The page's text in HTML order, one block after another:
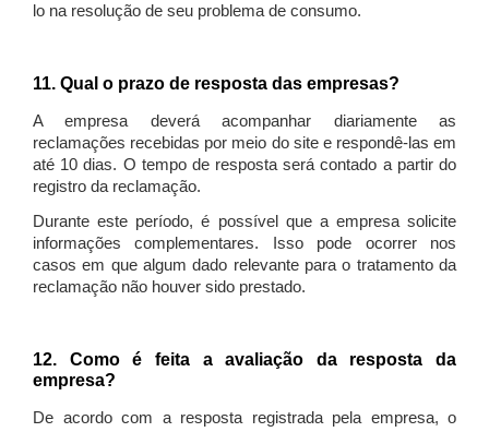
lo na resolução de seu problema de consumo.
11. Qual o prazo de resposta das empresas?
A empresa deverá acompanhar diariamente as
reclamações recebidas por meio do site e respondê-las em
até 10 dias. O tempo de resposta será contado a partir do
registro da reclamação.
Durante este período, é possível que a empresa solicite
informações complementares. Isso pode ocorrer nos
casos em que algum dado relevante para o tratamento da
reclamação não houver sido prestado.
12. Como é feita a avaliação da resposta da
empresa?
De acordo com a resposta registrada pela empresa, o